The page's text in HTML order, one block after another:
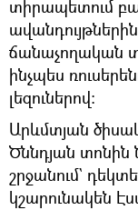
տիրապետում
ճանաչողական
ինչպես
լեզուներով։
Արևմտյան
Ծննդյան
շրջանում`
կշարունակեն